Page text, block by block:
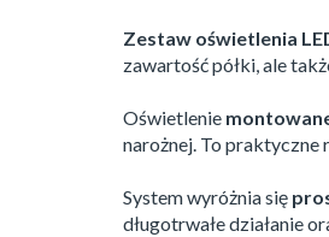
Zestaw oświetlenia
zawartość półki, ale
Oświetlenie
narożnej. To praktyczne
System wyróżnia się
długotrwałe działanie